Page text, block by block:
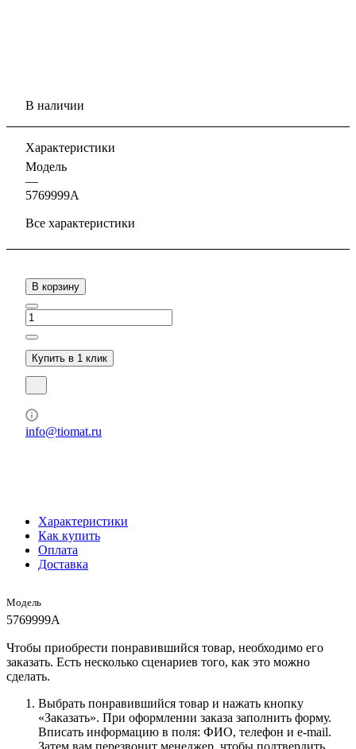
В наличии
Характеристики
Модель
—
5769999А
Все характеристики
В корзину
Купить в 1 клик
info@tiomat.ru
Характеристики
Как купить
Оплата
Доставка
Модель
5769999А
Чтобы приобрести понравившийся товар, необходимо его
заказать. Есть несколько сценариев того, как это можно
сделать.
Выбрать понравившийся товар и нажать кнопку
«Заказать». При оформлении заказа заполнить форму.
Вписать информацию в поля: ФИО, телефон и e-mail.
Затем вам перезвонит менеджер, чтобы подтвердить